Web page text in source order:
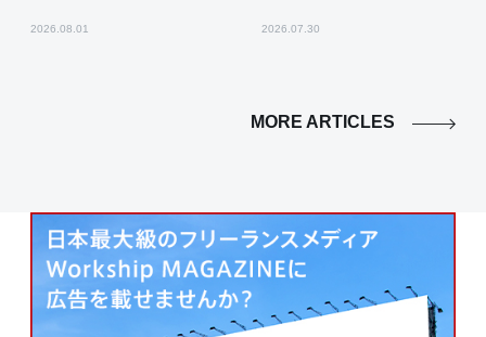
2026.08.01 2026.07.30
MORE ARTICLES